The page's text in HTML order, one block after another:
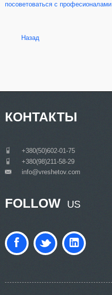
посоветоваться с професионалами
Назад
КОНТАКТЫ
+380(50)602-01-75
+380(98)211-58-29
info@vreshetov.com
FOLLOW US